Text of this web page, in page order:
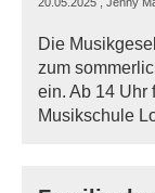
Die
zum
ein. Ab 14 Uhr
Musikschule